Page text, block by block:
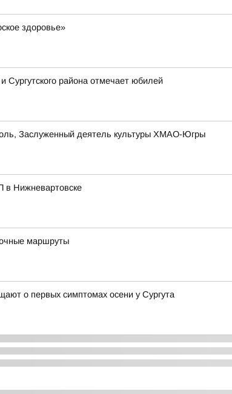
здоровье»
района отмечает юбилей
Заслуженный деятель культуры ХМАО-Югры
Нижневартовске
маршруты
о первых симптомах осени у Сургута